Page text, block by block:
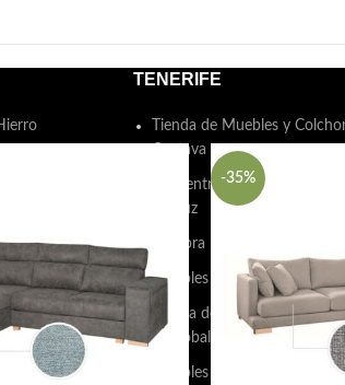
-35%
Canaria
TENERIFE
Tienda de Muebles y
Orotava
Encuentra Muebles y
la Cruz
Compra Muebles y
Muebles y Colchones en
Tienda de Muebles y
Cristóbal de La Laguna
Muebles y Colchones en